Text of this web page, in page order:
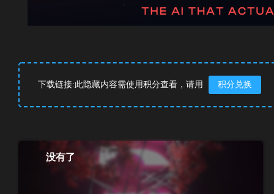
下载链接:此隐藏内容需使用积分查看，请用 积分兑换
没有了